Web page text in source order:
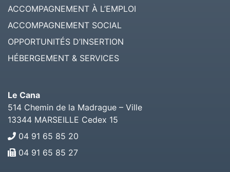
ACCOMPAGNEMENT À L’EMPLOI
ACCOMPAGNEMENT SOCIAL
OPPORTUNITÉS D’INSERTION
HÉBERGEMENT & SERVICES
Le Cana
514 Chemin de la Madrague – Ville
13344 MARSEILLE Cedex 15
04 91 65 85 20
04 91 65 85 27